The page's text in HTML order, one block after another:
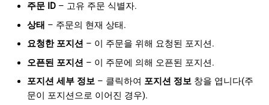
주문 ID– 고유 주문 식별자.
상태 – 주문의 현재 상태.
요청한 포지션 – 이 주문을 위해 요청된 포지션.
오픈된 포지션 – 이 주문에 의해 오픈된 포지션.
포지션 세부 정보– 클릭하여 포지션 정보창을 엽니다(주
문이 포지션으로 이어진 경우).